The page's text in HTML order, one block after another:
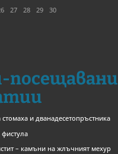
27 28 29
30
посещавани
стомаха и дванадесетопръстника
– камъни на жлъчният мехур